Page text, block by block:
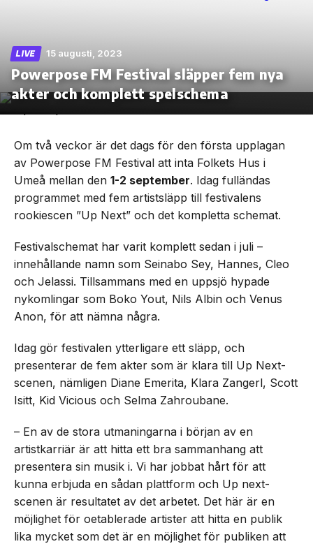
Skip
the
LIVE 15 augusti, 2023
Powerpose FM Festival släpper fem nya
akter och komplett spelschema
Om två veckor är det dags för den första upplagan
av Powerpose FM Festival att inta Folkets Hus i
Umeå mellan den 1-2 september. Idag fulländas
programmet med fem artistsläpp till festivalens
rookiescen ”Up Next” och det kompletta schemat.
Festivalschemat har varit komplett sedan i juli –
innehållande namn som Seinabo Sey, Hannes, Cleo
och Jelassi. Tillsammans med en uppsjö hypade
nykomlingar som Boko Yout, Nils Albin och Venus
Anon, för att nämna några.
Idag gör festivalen ytterligare ett släpp, och
presenterar de fem akter som är klara till Up Next-
scenen, nämligen Diane Emerita, Klara Zangerl, Scott
Isitt, Kid Vicious och Selma Zahroubane.
– En av de stora utmaningarna i början av en
artistkarriär är att hitta ett bra sammanhang att
presentera sin musik i. Vi har jobbat hårt för att
kunna erbjuda en sådan plattform och Up next-
scenen är resultatet av det arbetet. Det här är en
möjlighet för oetablerade artister att hitta en publik
lika mycket som det är en möjlighet för publiken att